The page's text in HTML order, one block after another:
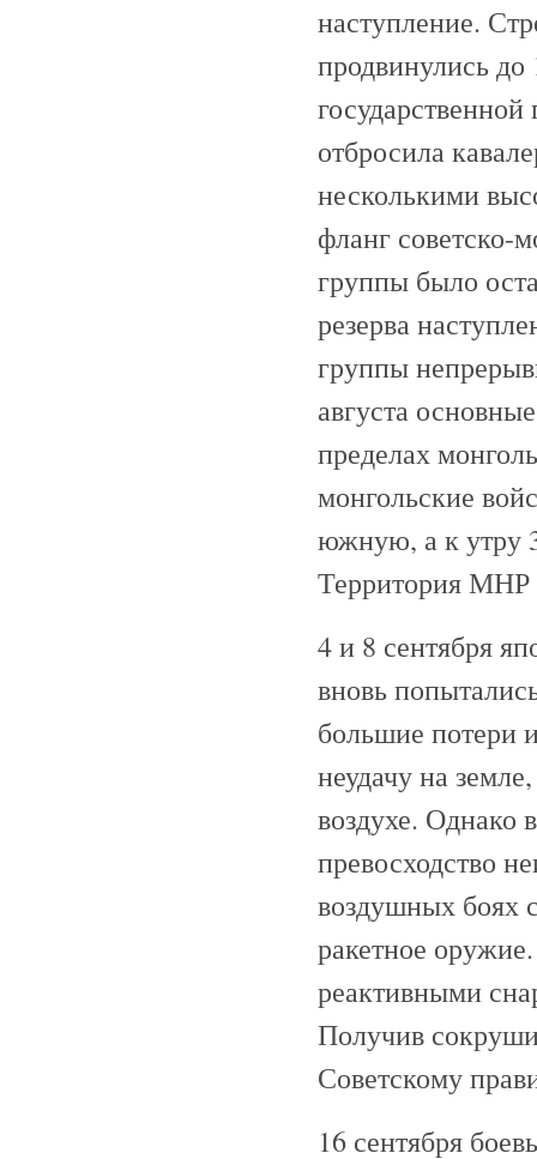
наступление.
продвинулись
отбросила
несколькими
фланг советско-
группы было
резерва
группы
августа
пределах
монгольские
южную, а к утру
Территория МНР
4 и 8 сентября
вновь
большие потери
неудачу на
воздухе. Однако
превосходство
воздушных боях
ракетное
реактивными
Получив
Советскому
16 сентября